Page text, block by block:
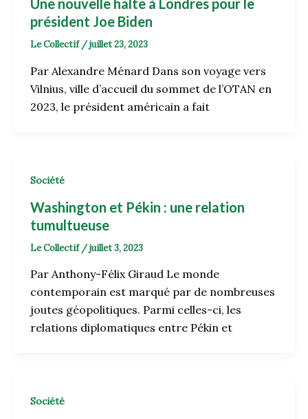
Une nouvelle halte à Londres pour le
président Joe Biden
Le Collectif /juillet 23, 2023
Par Alexandre Ménard Dans son voyage vers
Vilnius, ville d’accueil du sommet de l’OTAN en
2023, le président américain a fait
Société
Washington et Pékin : une relation
tumultueuse
Le Collectif /juillet 3, 2023
Par Anthony-Félix Giraud Le monde
contemporain est marqué par de nombreuses
joutes géopolitiques. Parmi celles-ci, les
relations diplomatiques entre Pékin et
Société